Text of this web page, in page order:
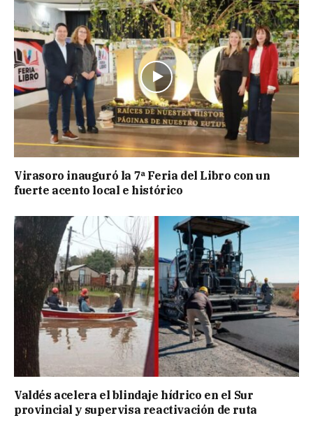
Virasoro inauguró la 7ª Feria del Libro con un
fuerte acento local e histórico
Valdés acelera el blindaje hídrico en el Sur
provincial y supervisa reactivación de ruta